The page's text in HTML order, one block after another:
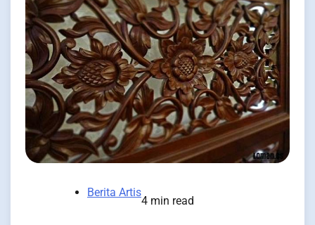
Berita Artis
4 min read